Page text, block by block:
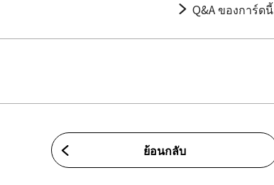
Q&A ของการ์ดนี้
ย้อนกลับ